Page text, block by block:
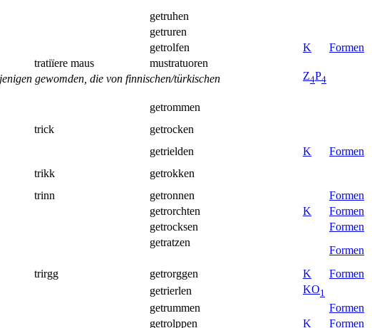
getruhen
getruren
getrolfen K
Formen
tratiïere maus
mustratuoren
Z4P4
gewomden, die von finnischen/türkischen
getrommen
trick
getrocken
getrielden K
Formen
trikk
getrokken
trinn getronnen
Formen
getrorchten K
Formen
getrocksen
Formen
getratzen
Formen
trirgg getrorggen K
Formen
getrierlen KO1
getrummen
Formen
getrolppen K Formen